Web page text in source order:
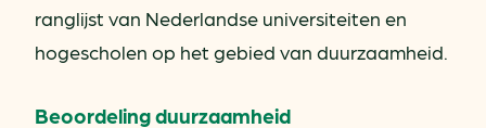
ranglijst van Nederlandse universiteiten en
hogescholen op het gebied van duurzaamheid.
Beoordeling duurzaamheid